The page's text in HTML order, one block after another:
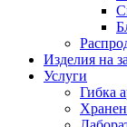
Изделия на
Услуги
Гибка